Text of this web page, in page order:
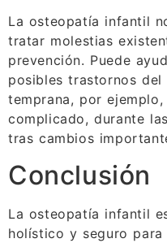
La osteopatía infantil
tratar molestias
prevención. Puede
posibles trastornos
temprana, por
complicado, durante
tras cambios
Conclusión
La osteopatía infantil
holístico y seguro